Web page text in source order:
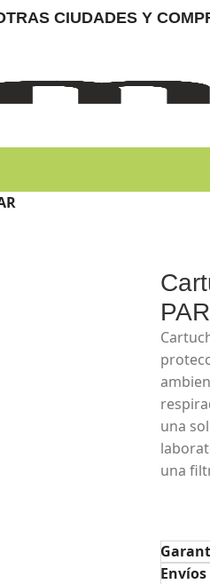
CIUDADES Y
PAR
una
una